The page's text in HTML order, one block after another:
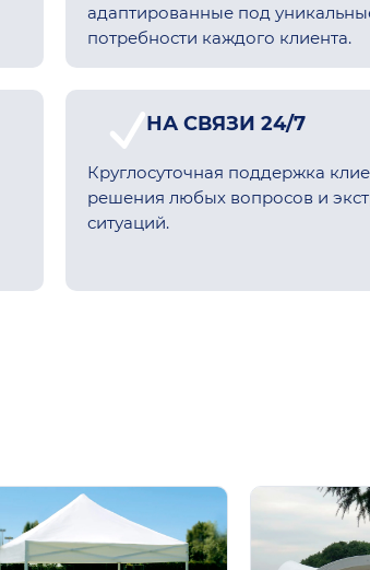
адаптированные под
потребности каждого клиента.
НА СВЯЗИ 24/7
Круглосуточная поддержка
решения любых вопросов и
ситуаций.